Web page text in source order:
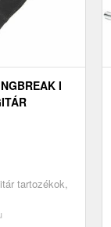
I
tartozékok,